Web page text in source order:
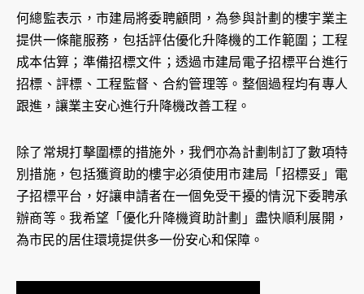
何總監表示，市建局將委聘顧問，為參與計劃的樓宇業主
提供一條龍服務，包括評估優化升降機的工作範圍；工程
成本估算；準備招標文件；透過市建局電子招標平台進行
招標、評標、工程監督、合約管理等。整個過程均有專人
跟進，讓業主安心進行升降機改善工程。
除了常規打擊圍標的措施外，我們亦為計劃制訂了數項特
別措施，包括獲資助的樓宇必須使用市建局「招標妥」電
子招標平台，好讓申請者在一個免受干擾的情況下委聘承
辦商等。我希望「優化升降機資助計劃」盡快順利展開，
為市民的居住環境提供多一份安心和保障。